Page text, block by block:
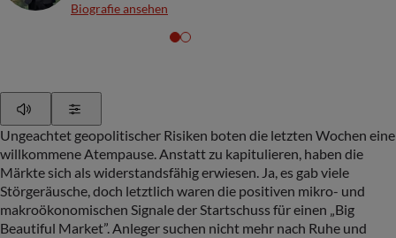
Biografie ansehen
Ungeachtet geopolitischer Risiken boten die letzten Wochen eine
willkommene Atempause. Anstatt zu kapitulieren, haben die
Märkte sich als widerstandsfähig erwiesen. Ja, es gab viele
Störgeräusche, doch letztlich waren die positiven mikro- und
makroökonomischen Signale der Startschuss für einen „Big
Beautiful Market”. Anleger suchen nicht mehr nach Ruhe und